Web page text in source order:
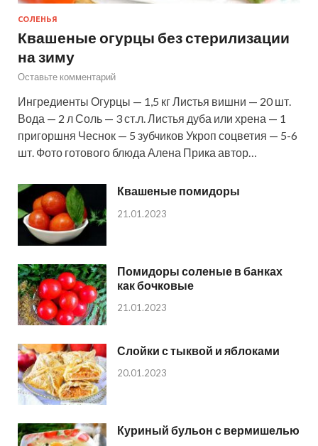
СОЛЕНЬЯ
Квашеные огурцы без стерилизации
на зиму
Оставьте комментарий
Ингредиенты Огурцы — 1,5 кг Листья вишни — 20 шт.
Вода — 2 л Соль — 3 ст.л. Листья дуба или хрена — 1
пригоршня Чеснок — 5 зубчиков Укроп соцветия — 5-6
шт. Фото готового блюда Алена Прика автор…
Квашеные помидоры
21.01.2023
Помидоры соленые в банках
как бочковые
21.01.2023
Слойки с тыквой и яблоками
20.01.2023
Куриный бульон с вермишелью